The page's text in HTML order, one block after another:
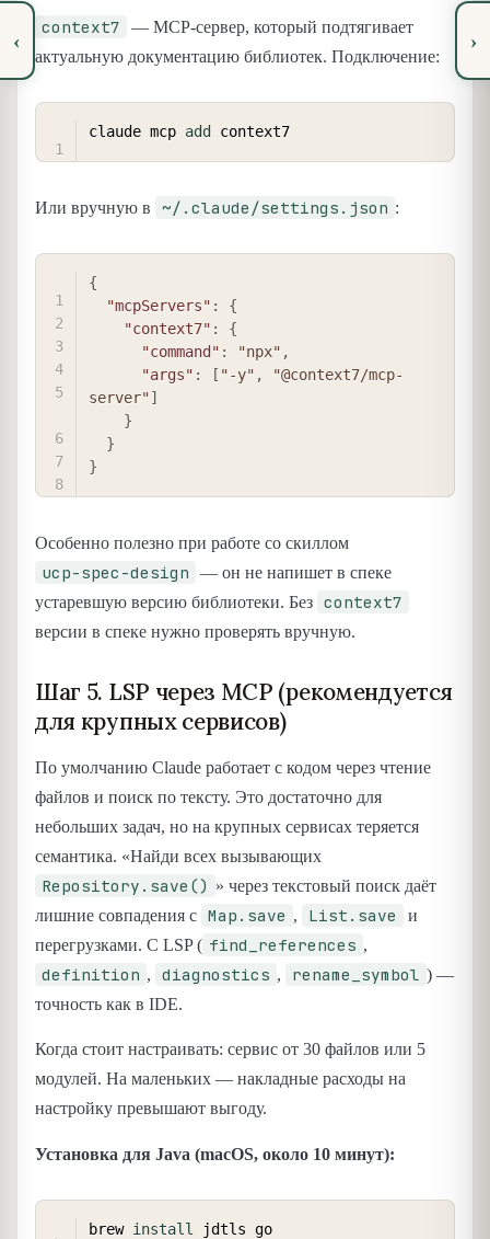
‹
context7
— MCP-сервер, который подтягивает
актуальную документацию библиотек. Подключение:
claude mcp add
Или вручную в ~/.claude/settings.json :
{
"mcpServers" :
{
"context7" :
{
"command" : "npx" ,
"args" : [ "-y" ,
"@context7/mcp-
server"]
}
}
}
Особенно полезно при работе со скиллом
ucp-spec-design
— он не напишет в спеке
устаревшую версию библиотеки. Без context7
версии в спеке нужно проверять вручную.
Шаг 5. LSP через MCP (рекомендуется
для крупных сервисов)
По умолчанию Claude работает с кодом через чтение
файлов и поиск по тексту. Это достаточно для
небольших задач, но на крупных сервисах теряется
семантика. «Найди всех вызывающих
Repository.save() » через текстовый поиск даёт
лишние совпадения с Map.save , List.save
и
перегрузками. С LSP ( find_references ,
definition , diagnostics , rename_symbol ) —
точность как в IDE.
Когда стоит настраивать: сервис от 30 файлов или 5
модулей. На маленьких — накладные расходы на
настройку превышают выгоду.
Установка для Java (macOS, около 10 минут):
brew install
jdtls go
›